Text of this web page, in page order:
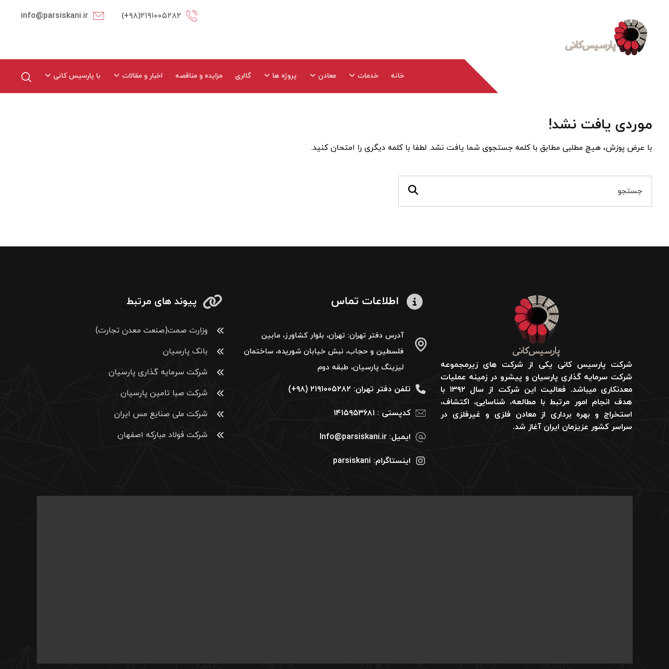
info@parsiskani.ir ۲۱۹۱۰۰۵۲۸۲(۹۸+)
خانه خدمات معادن پروژه ها گالری مزایده و مناقصه اخبار و مقالات با پارسیس کانی
موردی یافت نشد!
با عرض پوزش، هیچ مطلبی مطابق با کلمه جستجوی شما یافت نشد. لطفا با کلمه دیگری را امتحان کنید.
شرکت پارسیس کانی یکی از شرکت های زیرمجموعه
شرکت سرمایه گذاری پارسیان و پیشرو در زمینه عملیات
معدنکاری می­باشد. فعالیت این شرکت از سال ۱۳۹۲ با
هدف انجام امور مرتبط با مطالعه، شناسایی، اکتشاف،
استخراج و بهره برداری از معادن فلزی و غیرفلزی در
سراسر کشور عزیزمان ایران آغاز شد.
اطلاعات تماس
آدرس دفتر تهران: تهران، بلوار کشاورز، مابین
فلسطین و حجاب، نبش خیابان شوریده، ساختمان
لیزینگ پارسیان، طبقه دوم
تلفن دفتر تهران: ۲۱۹۱۰۰۵۲۸۲ (۹۸+)
کدپستی : ۱۴۱۵۹۵۳۶۸۱
ایمیل: Info@parsiskani.ir
اینستاگرام: parsiskani
پیوند های مرتبط
وزارت صمت(صنعت معدن تجارت)
بانک پارسیان
شرکت سرمایه گذاری پارسیان
شرکت صبا تامین پارسیان
شرکت ملی صنایع مس ایران
شرکت فولاد مبارکه اصفهان